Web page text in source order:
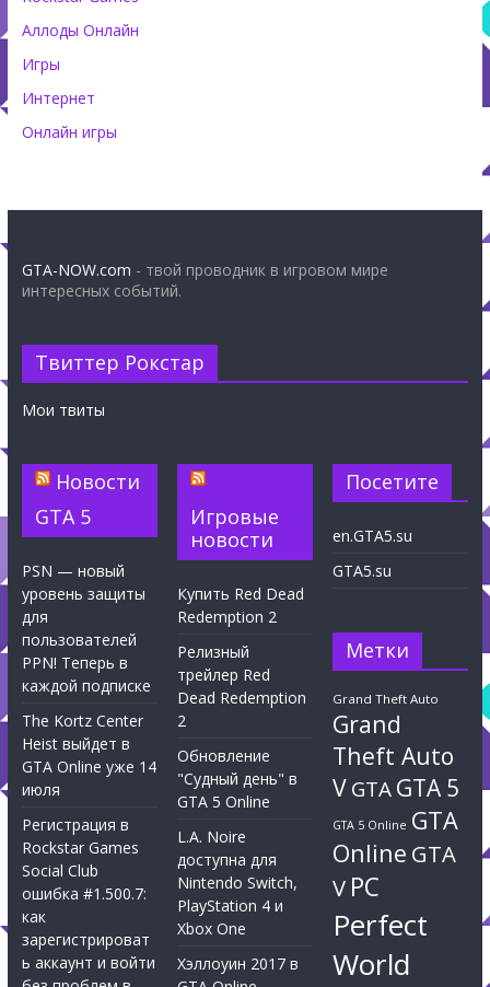
Аллоды Онлайн
Игры
Интернет
Онлайн игры
GTA-NOW.com - твой проводник в игровом мире
интересных событий.
Твиттер Рокстар
Мои твиты
Новости
GTA 5
PSN — новый
уровень защиты
для
пользователей
PPN! Теперь в
каждой подписке
The Kortz Center
Heist выйдет в
GTA Online уже 14
июля
Регистрация в
Rockstar Games
Social Club
ошибка #1.500.7:
как
зарегистрироват
ь аккаунт и войти
Игровые
новости
Купить Red Dead
Redemption 2
Релизный
трейлер Red
Dead Redemption
2
Обновление
"Судный день" в
GTA 5 Online
L.A. Noire
доступна для
Nintendo Switch,
PlayStation 4 и
Xbox One
Хэллоуин 2017 в
Посетите
en.GTA5.su
GTA5.su
Метки
Grand Theft Auto
Grand
Theft Auto
VGTAGTA 5
GTA 5 Online GTA
Online GTA
V PC
Perfect
World